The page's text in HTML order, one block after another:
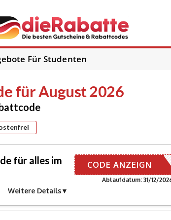
Für Studenten
für August 2026
für alles im
Weitere Details
AWIN-10
CODE ANZEIGN
Ablaufdatum: 31/12/